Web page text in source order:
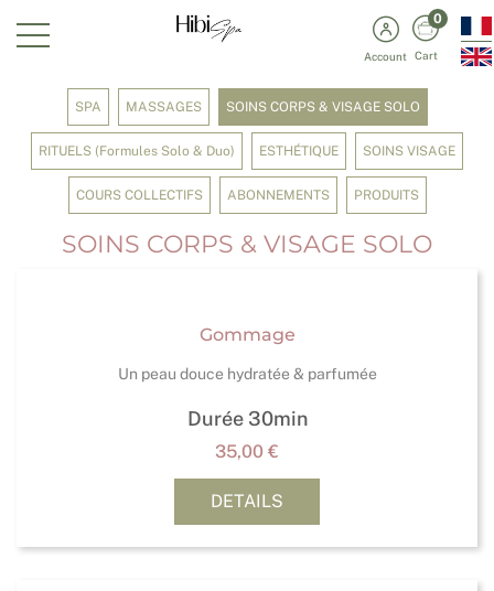
Account
0
Cart
SPA MASSAGES SOINS CORPS & VISAGE SOLO
RITUELS (Formules Solo & Duo) ESTHÉTIQUE SOINS VISAGE
COURS COLLECTIFS ABONNEMENTS PRODUITS
SOINS CORPS & VISAGE SOLO
Gommage
Un peau douce hydratée & parfumée
Durée 30min
35,00 €
DETAILS